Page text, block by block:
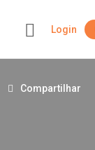
Login
Compartilhar